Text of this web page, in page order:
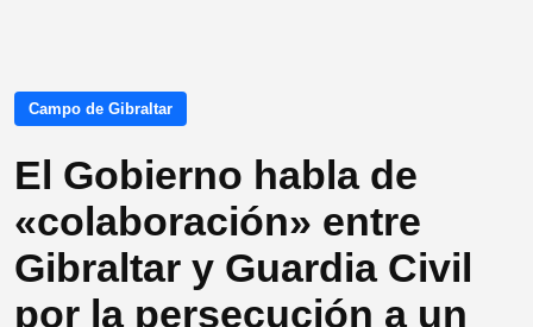
Campo de Gibraltar
El Gobierno habla de
«colaboración» entre
Gibraltar y Guardia Civil
por la persecución a un